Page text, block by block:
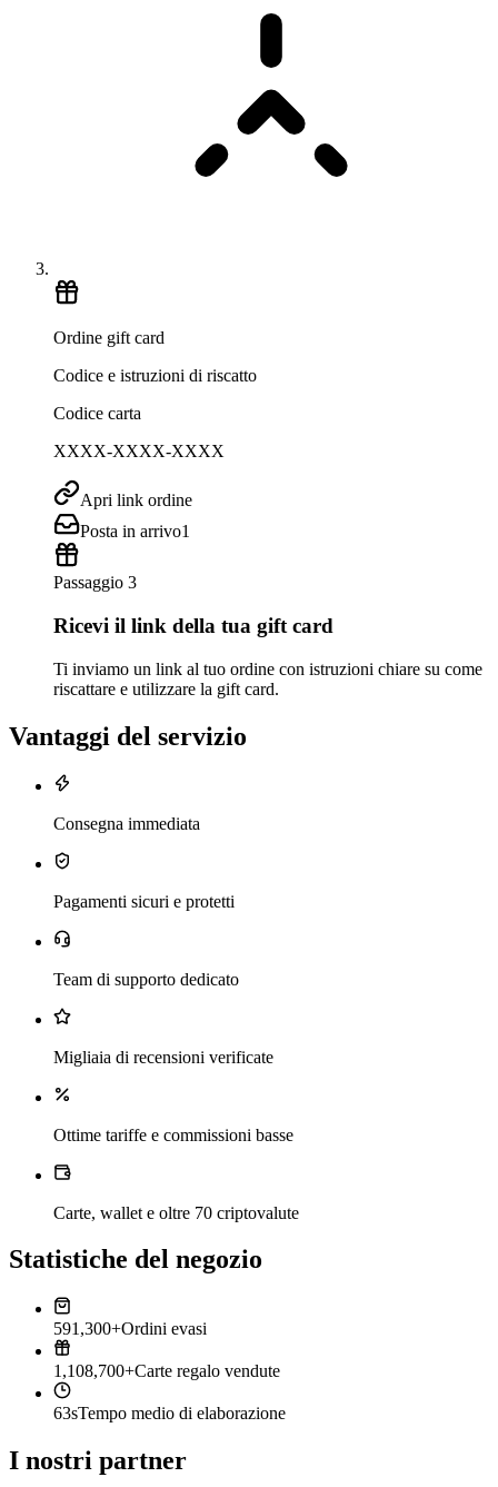
Ordine gift card
Codice e istruzioni di riscatto
Codice carta
XXXX-XXXX-XXXX
Apri link ordine
Posta in arrivo1
Passaggio 3
Ricevi il link della tua gift card
Ti inviamo un link al tuo ordine con istruzioni chiare su come
riscattare e utilizzare la gift card.
Vantaggi del servizio
Consegna immediata
Pagamenti sicuri e protetti
Team di supporto dedicato
Migliaia di recensioni verificate
Ottime tariffe e commissioni basse
Carte, wallet e oltre 70 criptovalute
Statistiche del negozio
591,300+Ordini evasi
1,108,700+Carte regalo vendute
63sTempo medio di elaborazione
I nostri partner